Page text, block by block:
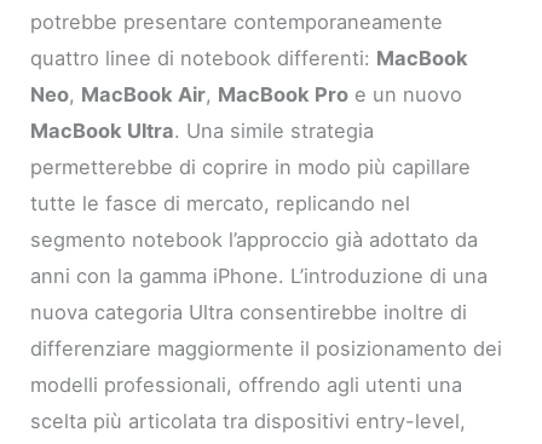
potrebbe presentare contemporaneamente
quattro linee di notebook differenti: MacBook
Neo, MacBook Air, MacBook Pro e un nuovo
MacBook Ultra. Una simile strategia
permetterebbe di coprire in modo più capillare
tutte le fasce di mercato, replicando nel
segmento notebook l’approccio già adottato da
anni con la gamma iPhone. L’introduzione di una
nuova categoria Ultra consentirebbe inoltre di
differenziare maggiormente il posizionamento dei
modelli professionali, offrendo agli utenti una
scelta più articolata tra dispositivi entry-level,